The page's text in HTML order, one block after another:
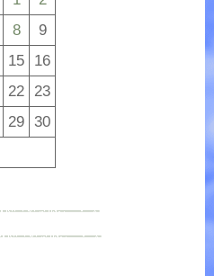
8
9
15 16
22 23
29 30